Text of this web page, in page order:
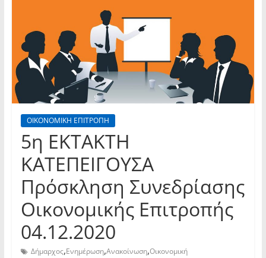
ΟΙΚΟΝΟΜΙΚΗ ΕΠΙΤΡΟΠΗ
5η ΕΚΤΑΚΤΗ
ΚΑΤΕΠΕΙΓΟΥΣΑ
Πρόσκληση Συνεδρίασης
Οικονομικής Επιτροπής
04.12.2020
Δήμαρχος,Ενημέρωση,Ανακοίνωση,Οικονομική